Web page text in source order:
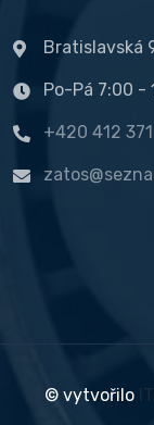
Bratislavská
Po-Pá 7:00 -
+420 412
© vytvořilo